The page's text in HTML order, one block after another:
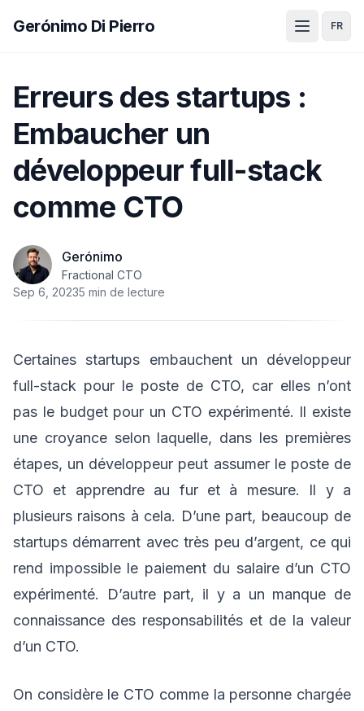
Gerónimo Di Pierro FR
Erreurs des startups :
Embaucher un
développeur full-stack
comme CTO
Gerónimo
Fractional CTO
Sep 6, 20235 min de lecture
Certaines startups embauchent un développeur
full-stack pour le poste de CTO, car elles n’ont
pas le budget pour un CTO expérimenté. Il existe
une croyance selon laquelle, dans les premières
étapes, un développeur peut assumer le poste de
CTO et apprendre au fur et à mesure. Il y a
plusieurs raisons à cela. D’une part, beaucoup de
startups démarrent avec très peu d’argent, ce qui
rend impossible le paiement du salaire d’un CTO
expérimenté. D’autre part, il y a un manque de
connaissance des responsabilités et de la valeur
d’un CTO.
On considère le CTO comme la personne chargée